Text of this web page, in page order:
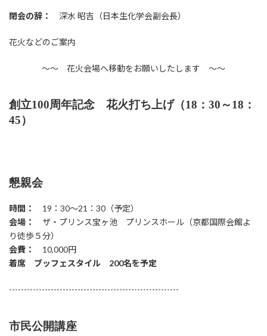
閉会の辞： 深水 昭吉（日本生化学会副会長）
花火などのご案内
～～ 花火会場へ移動をお願いしたします ～～
創立100周年記念 花火打ち上げ（18：30～18：
45）
懇親会
時間：
19：30～21：30（予定）
会場：
ザ・プリンス宝ヶ池 プリンスホール（京都国際会館よ
り徒歩５分）
会費：
10,000円
着席 ブッフェスタイル 200名を予定
---------------------------------------------------------
市民公開講座